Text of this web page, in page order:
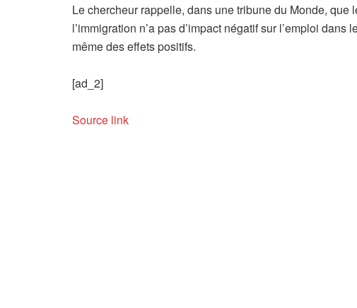
Le chercheur rappelle, dans une tribune du Monde, que
l’immigration n’a pas d’impact négatif sur l’emploi
même des effets positifs.
[ad_2]
Source link